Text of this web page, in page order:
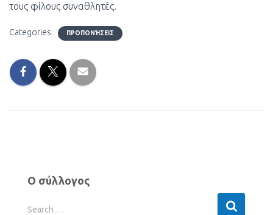
τους φίλους συναθλητές.
Categories: ΠΡΟΠΟΝΉΣΕΙΣ
Ο σύλλογος
Search …